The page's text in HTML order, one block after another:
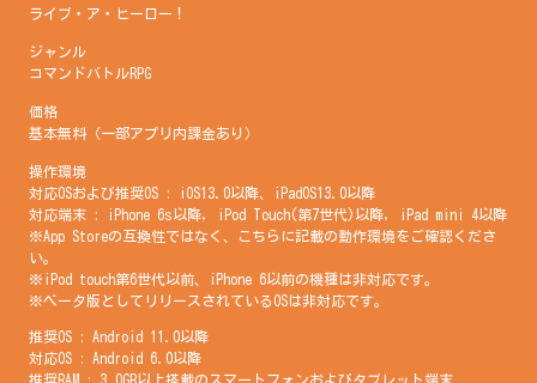
ライブ・ア・ヒーロー！
ジャンル
コマンドバトルRPG
価格
基本無料（一部アプリ内課金あり）
操作環境
対応OSおよび推奨OS : iOS13.0以降、iPadOS13.0以降
対応端末 : iPhone 6s以降, iPod Touch(第7世代)以降, iPad mini 4以降
※App Storeの互換性ではなく、こちらに記載の動作環境をご確認くださ
い。
※iPod touch第6世代以前、iPhone 6以前の機種は非対応です。
※ベータ版としてリリースされているOSは非対応です。
推奨OS : Android 11.0以降
対応OS : Android 6.0以降
推奨RAM : 3.0GB以上搭載のスマートフォンおよびタブレット端末